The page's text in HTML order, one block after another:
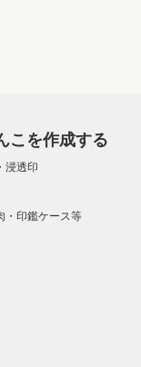
こを作成する
浸透印
・印鑑ケース等